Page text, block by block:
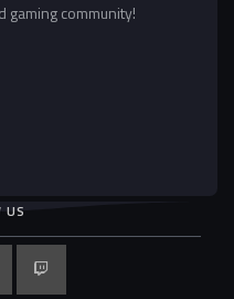
community!
US